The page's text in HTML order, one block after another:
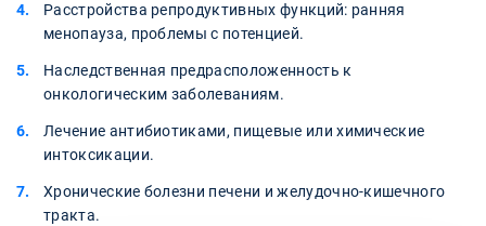
Расстройства репродуктивных функций: ранняя
менопауза, проблемы с потенцией.
Наследственная предрасположенность к
онкологическим заболеваниям.
Лечение антибиотиками, пищевые или химические
интоксикации.
Хронические болезни печени и желудочно-кишечного
тракта.